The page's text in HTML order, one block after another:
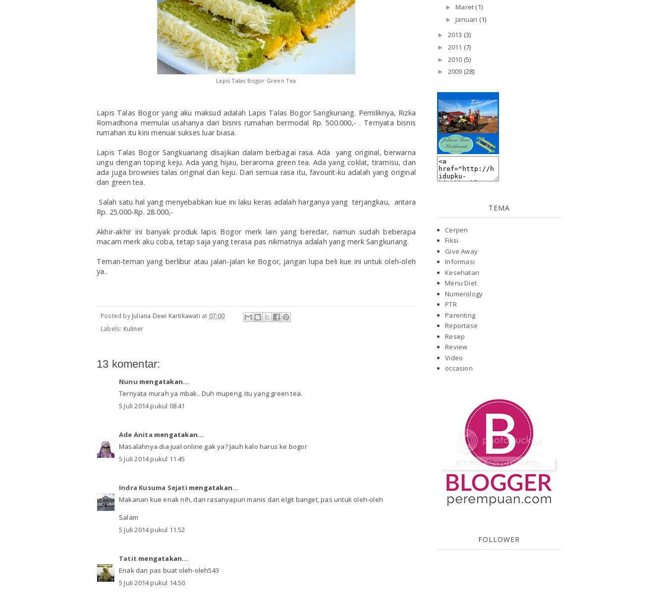
Lapis Talas Bogor Green Tea
Lapis Talas Bogor yang aku maksud adalah Lapis Talas Bogor Sangkuriang. Pemiliknya, Rizka
Romadhona memulai usahanya dari bisnis rumahan bermodal Rp. 500.000,- . Ternyata bisnis
rumahan itu kini menuai sukses luar biasa.
Lapis Talas Bogor Sangkuariang disajikan dalam berbagai rasa. Ada yang original, berwarna
ungu dengan toping keju. Ada yang hijau, beraroma green tea. Ada yang coklat, tiramisu, dan
ada juga brownies talas original dan keju. Dari semua rasa itu, favourit-ku adalah yang original
dan green tea.
Salah satu hal yang menyebabkan kue ini laku keras adalah harganya yang terjangkau, antara
Rp. 25.000-Rp. 28.000,-
Akhir-akhir ini banyak produk lapis Bogor merk lain yang beredar, namun sudah beberapa
macam merk aku coba, tetap saja yang terasa pas nikmatnya adalah yang merk Sangkuriang.
Teman-teman yang berlibur atau jalan-jalan ke Bogor, jangan lupa beli kue ini untuk oleh-oleh
ya..
Posted by Juliana Dewi Kartikawati at 07:00
Labels: Kuliner
13 komentar:
Nunu mengatakan...
Ternyata murah ya mbak.. Duh mupeng. Itu yang green tea.
5 Juli 2014 pukul 08.41
Ade Anita mengatakan...
Masalahnya dia jual online gak ya? Jauh kalo harus ke bogor
5 Juli 2014 pukul 11.45
Indra Kusuma Sejati mengatakan...
Makanan kue enak nih, dan rasanyapun manis dan elgit banget, pas untuk oleh-oleh
Salam
5 Juli 2014 pukul 11.52
Tatit mengatakan...
Enak dan pas buat oleh-oleh543
5 Juli 2014 pukul 14.50
►Maret (1)
►Januari (1)
► 2013 (3)
► 2011 (7)
► 2010 (5)
► 2009 (28)
TEMA
Cerpen
Fiksi
Give Away
Informasi
Kesehatan
Menu Diet
Numerology
PTR
Parenting
Reportase
Resep
Review
Video
occasion
FOLLOWER